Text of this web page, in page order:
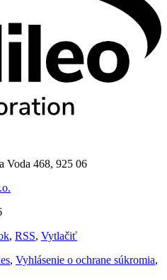
Voda 468, 925 06
, RSS, Vytlačiť
, Vyhlásenie o ochrane súkromia,